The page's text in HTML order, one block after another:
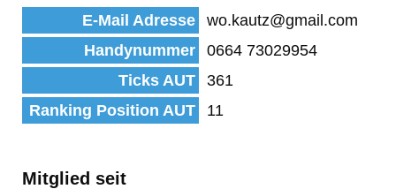
E-Mail Adresse
wo.kautz@gmail.com
Handynummer
0664 73029954
Ticks AUT
361
Ranking Position AUT
11
Mitglied seit